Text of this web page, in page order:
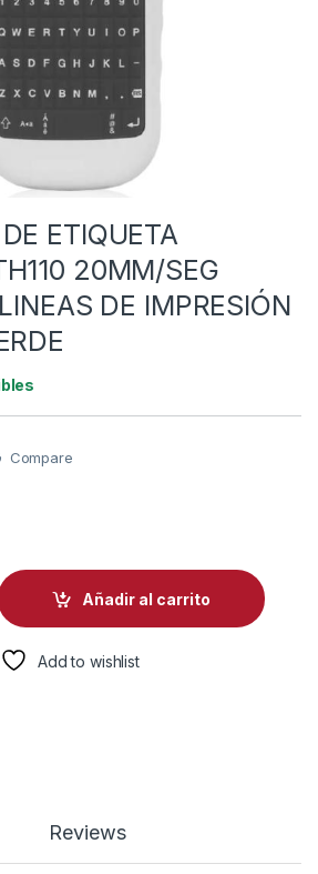
ETIQUETA
20MM/SEG
DE IMPRESIÓN
Compare
BROTHER PTH110 20MM/SEG
Añadir al carrito
Add to wishlist
Reviews